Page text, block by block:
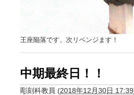
王座陥落です、次リベンジます！
中期最終日！！
彫刻科教員 (2018年12月30日 17:39